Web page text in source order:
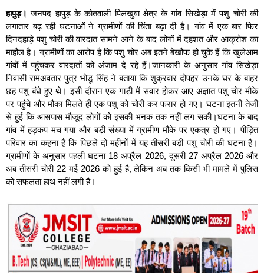
हापुड़। जनपद हापुड़ के कोतवाली पिलखुवा क्षेत्र के गांव सिखेड़ा में पशु चोरी की
लगातार बढ़ रही घटनाओं ने ग्रामीणों की चिंता बढ़ा दी है। गांव में एक बार फिर
दिनदहाड़े पशु चोरी की वारदात सामने आने के बाद लोगों में दहशत और आक्रोश का
माहौल है। ग्रामीणों का आरोप है कि पशु चोर अब इतने बेखौफ हो चुके हैं कि खुलेआम
गांवों में पहुंचकर वारदातों को अंजाम दे रहे हैं।जानकारी के अनुसार गांव सिखेड़ा
निवासी रामअवतार पुत्र भोडू सिंह ने बताया कि शुक्रवार दोपहर उनके घर के बाहर
छह पशु बंधे हुए थे। इसी दौरान एक गाड़ी में सवार होकर आए अज्ञात पशु चोर मौके
पर पहुंचे और मौका मिलते ही एक पशु को चोरी कर फरार हो गए। घटना इतनी तेजी
से हुई कि आसपास मौजूद लोगों को इसकी भनक तक नहीं लग सकी।घटना के बाद
गांव में हड़कंप मच गया और बड़ी संख्या में ग्रामीण मौके पर एकत्र हो गए। पीड़ित
परिवार का कहना है कि पिछले दो महीनों में यह तीसरी बड़ी पशु चोरी की घटना है।
ग्रामीणों के अनुसार पहली घटना 18 अप्रैल 2026, दूसरी 27 अप्रैल 2026 और
अब तीसरी चोरी 22 मई 2026 को हुई है, लेकिन अब तक किसी भी मामले में पुलिस
को सफलता हाथ नहीं लगी है।